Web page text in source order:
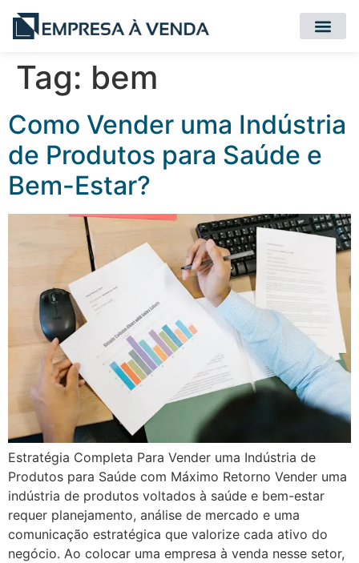
Tag: bem
Como Vender uma Indústria
de Produtos para Saúde e
Bem-Estar?
Estratégia Completa Para Vender uma Indústria de
Produtos para Saúde com Máximo Retorno Vender uma
indústria de produtos voltados à saúde e bem-estar
requer planejamento, análise de mercado e uma
comunicação estratégica que valorize cada ativo do
negócio. Ao colocar uma empresa à venda nesse setor,